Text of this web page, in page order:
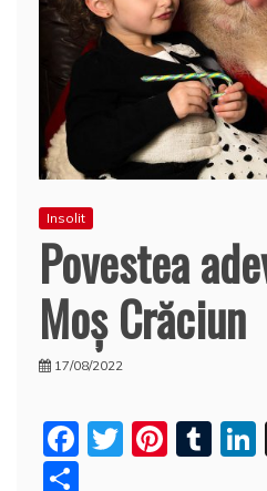
Insolit
Povestea
Moş Crăciun
17/08/2022
F
T
Pi T